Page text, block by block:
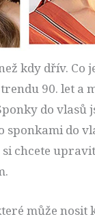
kdy dřív. Co
90. let
do vlasů
do
chcete
může nosit